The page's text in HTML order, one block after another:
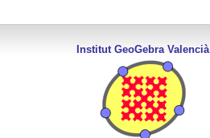
Institut GeoGebra Valencià